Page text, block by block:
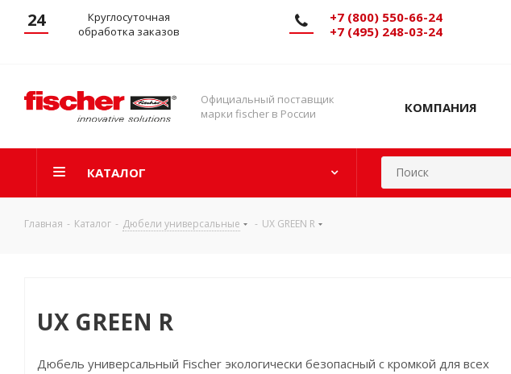
24
Круглосуточная
обработка заказов
+7 (800) 550-66-24
+7 (495) 248-03-24
Официальный поставщик
марки fischer в России
КОМПАНИЯ
КАТАЛОГ
Главная - Каталог - Дюбели универсальные - UX GREEN R
UX GREEN R
Дюбель универсальный Fischer экологически безопасный с кромкой для всех